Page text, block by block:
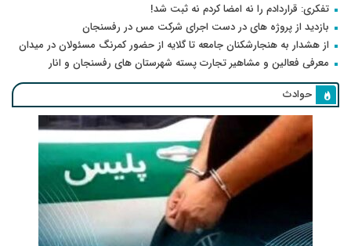
تفکری: قراردادم را نه امضا کردم نه ثبت شد!
بازدید از پروژه های در دست اجرای شرکت مس در رفسنجان
از هشدار به هنجارشکنان جامعه تا گلایه از حضور کمرنگ مسئولان در میدان
معرفی فعالین و مشاهیر تجارت پسته شهرستان های رفسنجان و انار
حوادث